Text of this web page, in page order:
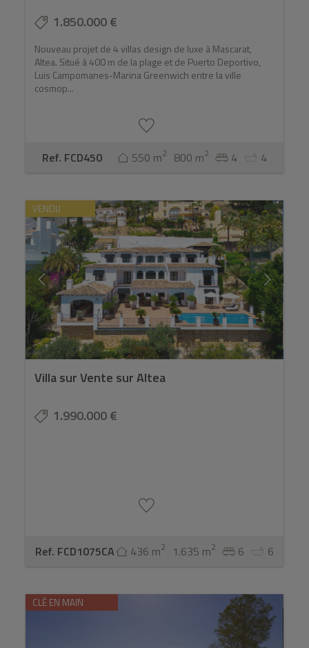
1.850.000 €
Nouveau projet de 4 villas design de luxe à Mascarat,
Altea. Situé à 400 m de la plage et de Puerto Deportivo,
Luis Campomanes-Marina Greenwich entre la ville
cosmop...
Ref. FCD450 550 m2 800 m2 4 4
VENDU
Villa sur Vente sur Altea
1.990.000 €
Ref. FCD1075CA 436 m2 1.635 m2 6 6
CLÉ EN MAIN